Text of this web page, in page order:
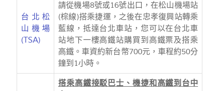
台北松
山機場
(TSA)
請從機場8號或16號出口，在松山機場站
(棕線)搭乘捷運，之後在忠孝復興站轉乘
藍線，抵達台北車站，您可以在台北車
站地下一樓高鐵站購買到高鐵票及搭乘
高鐵。車資約新台幣700元，車程約50分
鐘到1小時。
搭乘高鐵接駁巴士、機捷和高鐵到台中